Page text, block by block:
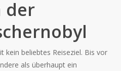
der
kein beliebtes Reiseziel. Bis vor
als überhaupt ein